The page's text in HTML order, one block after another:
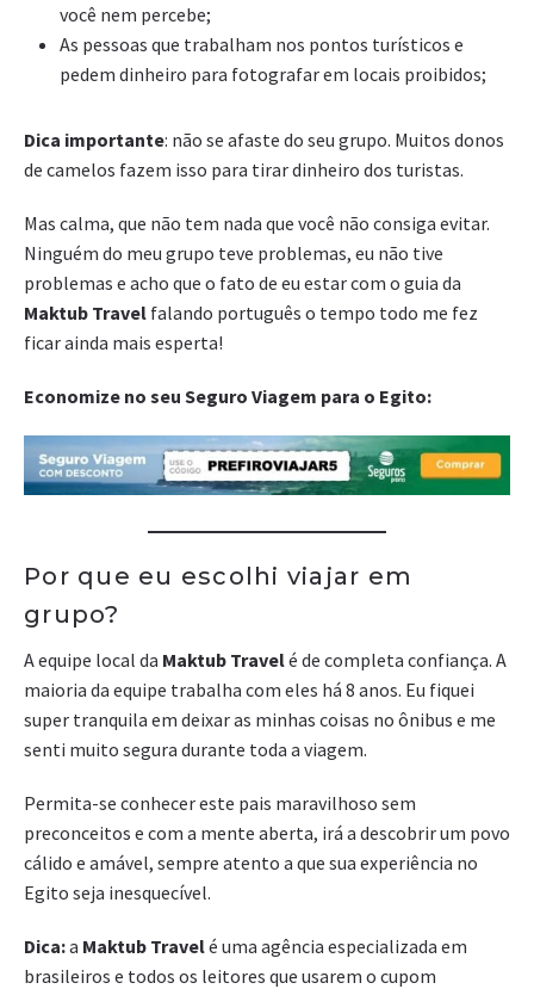
você nem percebe;
As pessoas que trabalham nos pontos turísticos e
pedem dinheiro para fotografar em locais proibidos;
Dica importante: não se afaste do seu grupo. Muitos donos
de camelos fazem isso para tirar dinheiro dos turistas.
Mas calma, que não tem nada que você não consiga evitar.
Ninguém do meu grupo teve problemas, eu não tive
problemas e acho que o fato de eu estar com o guia da
Maktub Travel falando português o tempo todo me fez
ficar ainda mais esperta!
Economize no seu Seguro Viagem para o Egito:
Por que eu escolhi viajar em
grupo?
A equipe local da Maktub Travelé de completa confiança. A
maioria da equipe trabalha com eles há 8 anos. Eu fiquei
super tranquila em deixar as minhas coisas no ônibus e me
senti muito segura durante toda a viagem.
Permita-se conhecer este pais maravilhoso sem
preconceitos e com a mente aberta, irá a descobrir um povo
cálido e amável, sempre atento a que sua experiência no
Egito seja inesquecível.
Dica:a Maktub Travelé uma agência especializada em
brasileiros e todos os leitores que usarem o cupom